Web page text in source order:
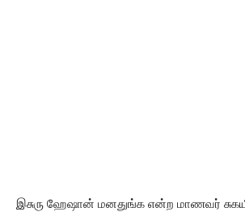
இசுரு ஹேஷான் மனதுங்க என்ற மாணவர்